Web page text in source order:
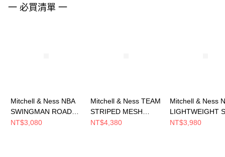
請求用戶進行身份認證。
５．嚴禁一人註冊多個帳號或使用他人資訊註冊。若發現惡意使用之情形，
一 必買清單 一
Mitchell & Ness NBA
SWINGMAN ROAD
SHORTS LAKERS 84-
NT$3,080
Mitchell & Ness TEAM
STRIPED MESH
BASEBALL JERSEY
NT$4,380
Mitchell & Ness
LIGHTWEIGHT
JACKET
NT$3,980